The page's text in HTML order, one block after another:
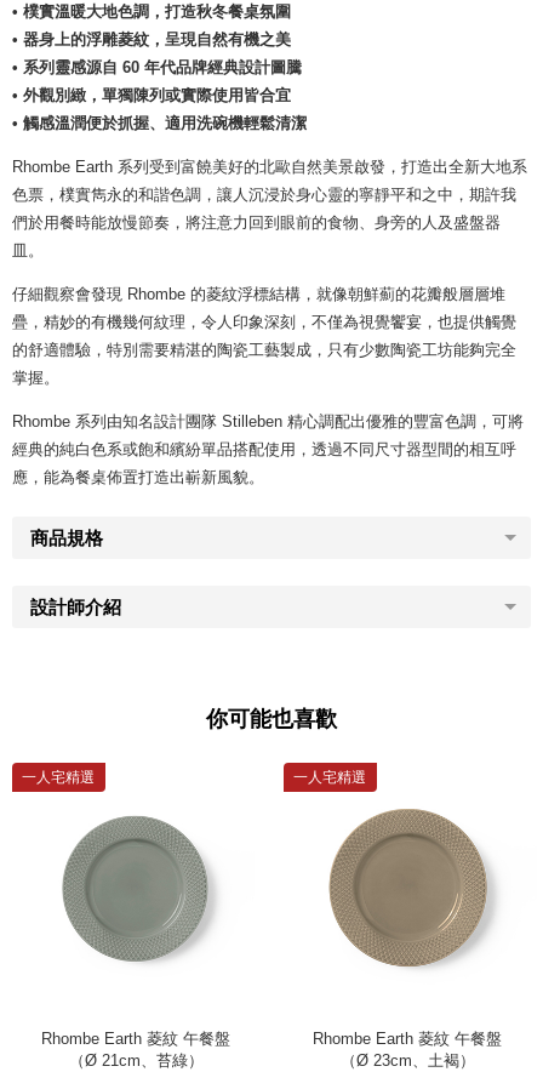
• 樸實溫暖大地色調，打造秋冬餐桌氛圍
• 器身上的浮雕菱紋，呈現自然有機之美
• 系列靈感源自 60 年代品牌經典設計圖騰
• 外觀別緻，單獨陳列或實際使用皆合宜
• 觸感溫潤便於抓握、適用洗碗機輕鬆清潔
Rhombe Earth 系列受到富饒美好的北歐自然美景啟發，打造出全新大地系
色票，樸實雋永的和諧色調，讓人沉浸於身心靈的寧靜平和之中，期許我
們於用餐時能放慢節奏，將注意力回到眼前的食物、身旁的人及盛盤器
皿。
仔細觀察會發現 Rhombe 的菱紋浮標結構，就像朝鮮薊的花瓣般層層堆
疊，精妙的有機幾何紋理，令人印象深刻，不僅為視覺饗宴，也提供觸覺
的舒適體驗，特別需要精湛的陶瓷工藝製成，只有少數陶瓷工坊能夠完全
掌握。
Rhombe 系列由知名設計團隊 Stilleben 精心調配出優雅的豐富色調，可將
經典的純白色系或飽和繽紛單品搭配使用，透過不同尺寸器型間的相互呼
應，能為餐桌佈置打造出嶄新風貌。
商品規格
設計師介紹
你可能也喜歡
一人宅精選
Rhombe Earth 菱紋 午餐盤
（Ø 21cm、苔綠）
一人宅精選
Rhombe Earth 菱紋 午餐盤
（Ø 23cm、土褐）